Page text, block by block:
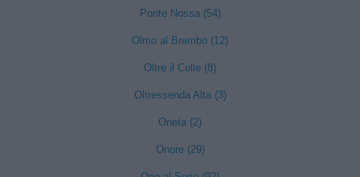
Ponte Nossa (54)
Olmo al Brembo (12)
Oltre il Colle (8)
Oltressenda Alta (3)
Oneta (2)
Onore (29)